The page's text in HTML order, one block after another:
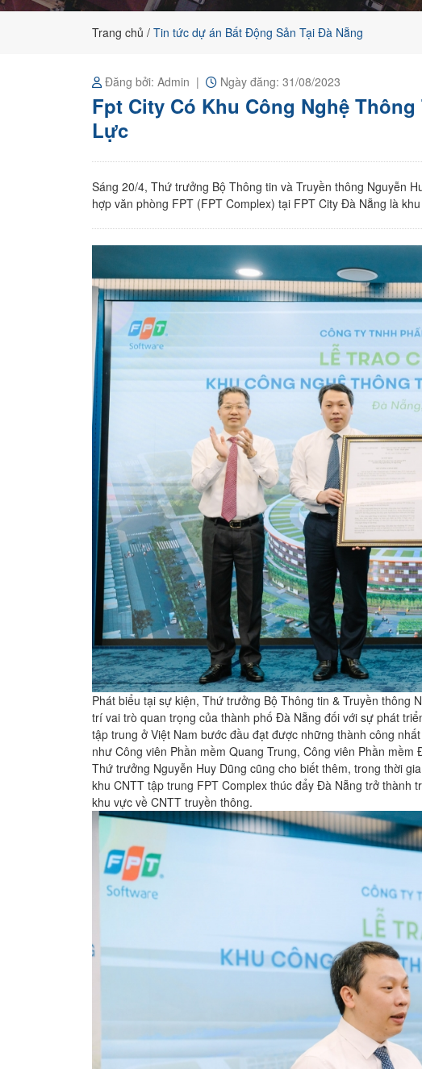
cho
khách
Trang chủ Tin tức dự án Bất Động Sản Tại Đà Nẵng
Đăng bởi: Admin Ngày đăng: 31/08/2023
Fpt City Có Khu Công Nghệ
Lực
Sáng 20/4, Thứ trưởng Bộ Thông tin và Truyền thông Nguyễn
hợp văn phòng FPT (FPT Complex) tại FPT City Đà Nẵng là
Phát biểu tại sự kiện, Thứ trưởng Bộ Thông tin & Truyền thông
trí vai trò quan trọng của thành phố Đà Nẵng đối với sự phát
tập trung ở Việt Nam bước đầu đạt được những thành công
như Công viên Phần mềm Quang Trung, Công viên Phần
Thứ trưởng Nguyễn Huy Dũng cũng cho biết thêm, trong thời
khu CNTT tập trung FPT Complex thúc đẩy Đà Nẵng trở thành
khu vực về CNTT truyền thông.